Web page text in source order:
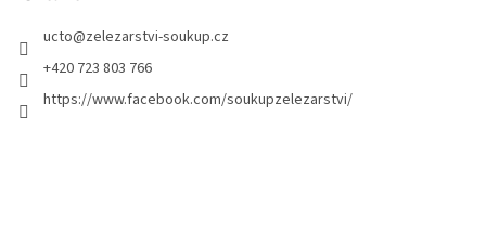
ucto@zelezarstvi-soukup.cz
+420 723 803 766
https://www.facebook.com/soukupzelezarstvi/